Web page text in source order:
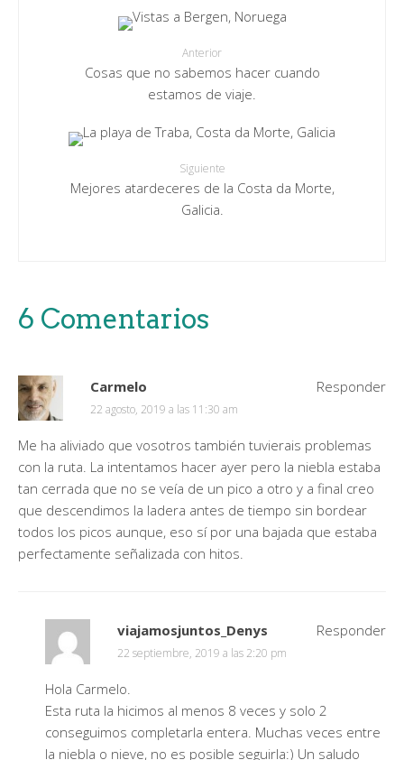
Anterior
Cosas que no sabemos hacer cuando
estamos de viaje.
Siguiente
Mejores atardeceres de la Costa da Morte,
Galicia.
6 Comentarios
Carmelo
22 agosto, 2019 a las 11:30 am
Me ha aliviado que vosotros también tuvierais problemas
con la ruta. La intentamos hacer ayer pero la niebla estaba
tan cerrada que no se veía de un pico a otro y a final creo
que descendimos la ladera antes de tiempo sin bordear
todos los picos aunque, eso sí por una bajada que estaba
perfectamente señalizada con hitos.
Responder
viajamosjuntos_Denys
22 septiembre, 2019 a las 2:20 pm
Hola Carmelo.
Esta ruta la hicimos al menos 8 veces y solo 2
conseguimos completarla entera. Muchas veces entre
la niebla o nieve, no es posible seguirla:) Un saludo
Responder